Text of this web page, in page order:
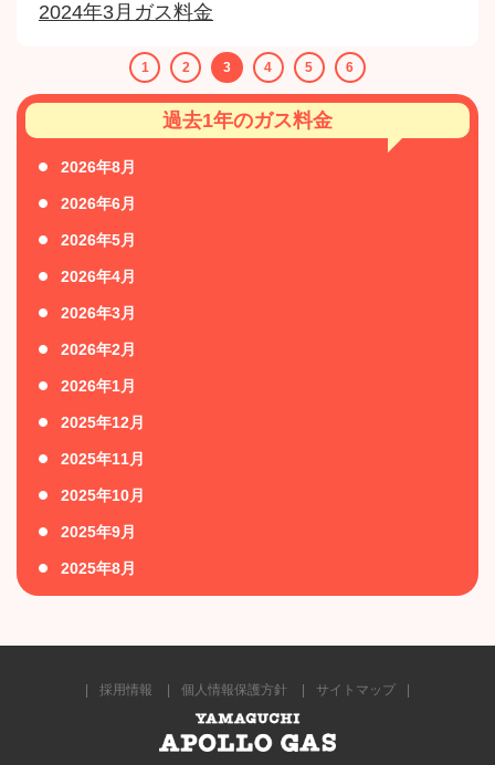
2024年3月ガス料金
1 2 3 4 5 6
過去1年のガス料金
2026年8月
2026年6月
2026年5月
2026年4月
2026年3月
2026年2月
2026年1月
2025年12月
2025年11月
2025年10月
2025年9月
2025年8月
採用情報 個人情報保護方針 サイトマップ